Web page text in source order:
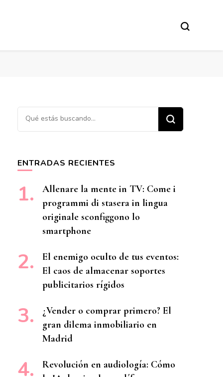
¿Buscas algo?
ENTRADAS RECIENTES
Allenare la mente in TV: Come i
programmi di stasera in lingua
originale sconfiggono lo
smartphone
El enemigo oculto de tus eventos:
El caos de almacenar soportes
publicitarios rígidos
¿Vender o comprar primero? El
gran dilema inmobiliario en
Madrid
Revolución en audiología: Cómo